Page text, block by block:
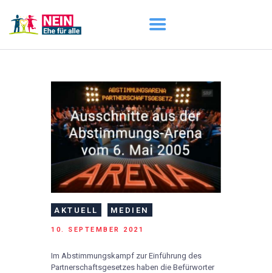
AKTUELL
DARUM GEHT ES
ÜBER UNS
DOWNLOADS
AKTUELL MEDIEN
10. SEPTEMBER 2021
Im Abstimmungskampf zur Einführung des
Partnerschaftsgesetzes haben die Befürworter